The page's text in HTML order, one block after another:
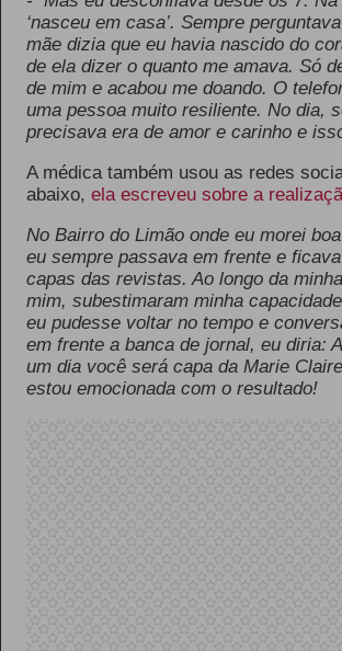
‘nasceu em casa’. Sempre
mãe dizia que eu havia nascido do
de ela dizer o quanto me amava. Só
de mim e acabou me doando. O
uma pessoa muito resiliente. No dia,
precisava era de amor e carinho e
A médica também usou as redes
abaixo, ela escreveu sobre a
No Bairro do Limão onde eu morei
eu sempre passava em frente e
capas das revistas. Ao longo da
mim, subestimaram minha
eu pudesse voltar no tempo e
em frente a banca de jornal, eu diria:
um dia você será capa da Marie
estou emocionada com o resultado!